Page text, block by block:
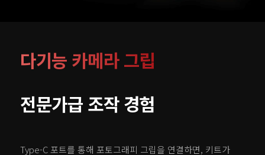
다기능 카메라 그립
전문가급 조작 경험
Type-C 포트를 통해 포토그래피 그립을 연결하면, 키트가